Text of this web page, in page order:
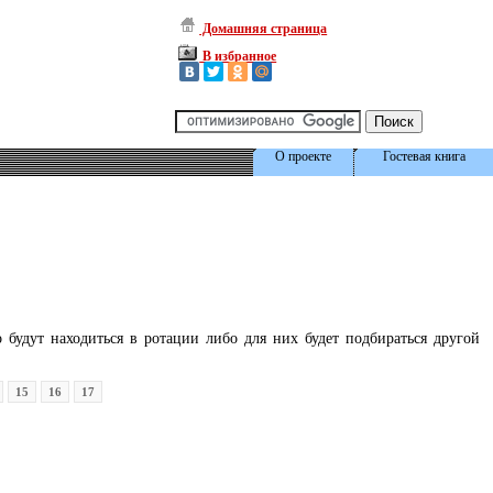
Домашняя страница
В избранное
Гостевая книга
О проекте
находиться в ротации либо для них будет подбираться другой
15 16 17